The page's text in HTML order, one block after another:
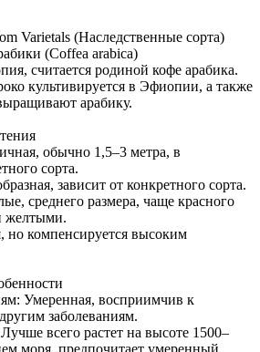
Varietals (Наследственные сорта)
(Coffea arabica)
считается родиной кофе арабика.
культивируется в Эфиопии, а также
арабику.
обычно 1,5–3 метра, в
сорта.
зависит от конкретного сорта.
среднего размера, чаще красного
желтыми.
но компенсируется высоким
Умеренная, восприимчив к
заболеваниям.
всего растет на высоте 1500–
моря, предпочитает умеренный